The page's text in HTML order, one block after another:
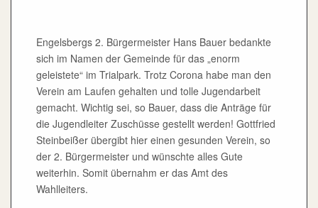
Engelsbergs 2. Bürgermeister Hans Bauer bedankte
sich im Namen der Gemeinde für das „enorm
geleistete“ im Trialpark. Trotz Corona habe man den
Verein am Laufen gehalten und tolle Jugendarbeit
gemacht. Wichtig sei, so Bauer, dass die Anträge für
die Jugendleiter Zuschüsse gestellt werden! Gottfried
Steinbeißer übergibt hier einen gesunden Verein, so
der 2. Bürgermeister und wünschte alles Gute
weiterhin. Somit übernahm er das Amt des
Wahlleiters.